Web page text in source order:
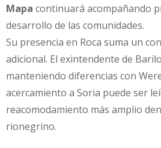
Mapa continuará acompañando
desarrollo de las comunidades.
Su presencia en Roca suma un
adicional. El exintendente de
manteniendo diferencias con
acercamiento a Soria puede ser
reacomodamiento más amplio
rionegrino.